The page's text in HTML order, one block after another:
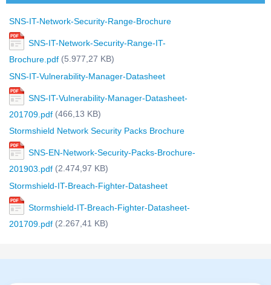
SNS-IT-Network-Security-Range-Brochure
SNS-IT-Network-Security-Range-IT-
Brochure.pdf (5.977,27 KB)
SNS-IT-Vulnerability-Manager-Datasheet
SNS-IT-Vulnerability-Manager-Datasheet-
201709.pdf (466,13 KB)
Stormshield Network Security Packs Brochure
SNS-EN-Network-Security-Packs-Brochure-
201903.pdf (2.474,97 KB)
Stormshield-IT-Breach-Fighter-Datasheet
Stormshield-IT-Breach-Fighter-Datasheet-
201709.pdf (2.267,41 KB)